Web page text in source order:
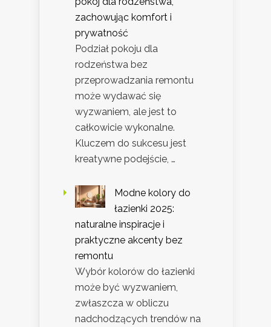
zachowując komfort i
prywatność
Podział pokoju dla
rodzeństwa bez
przeprowadzania remontu
może wydawać się
wyzwaniem, ale jest to
całkowicie wykonalne.
Kluczem do sukcesu jest
kreatywne podejście, …
Modne kolory do
łazienki 2025:
naturalne inspiracje i
praktyczne akcenty bez
remontu
Wybór kolorów do łazienki
może być wyzwaniem,
zwłaszcza w obliczu
nadchodzących trendów na